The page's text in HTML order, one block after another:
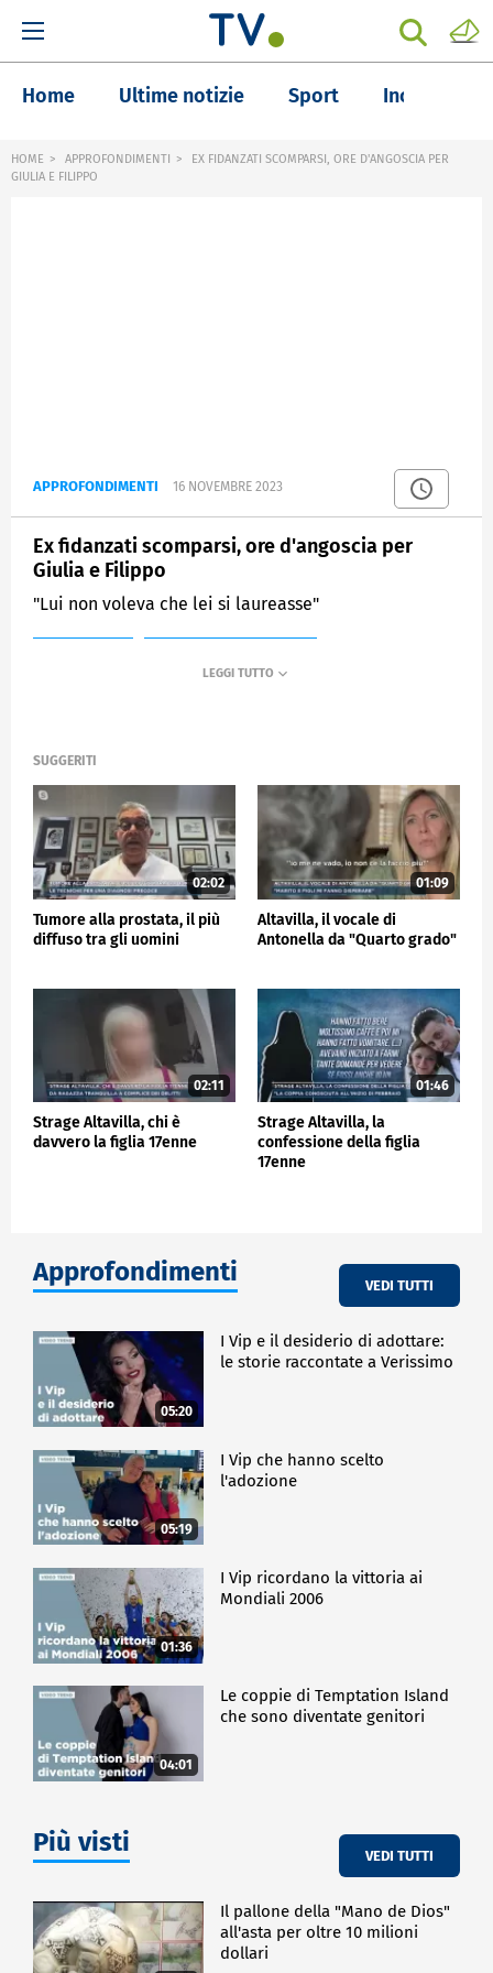
Home Ultime notizie Sport Inchieste
HOME APPROFONDIMENTI
EX FIDANZATI SCOMPARSI, ORE D'ANGOSCIA PER
GIULIA E FILIPPO
APPROFONDIMENTI 16 NOVEMBRE 2023
Ex fidanzati scomparsi, ore d'angoscia per
Giulia e Filippo
"Lui non voleva che lei si laureasse"
SUGGERITI
02:02
Tumore alla prostata, il più
diffuso tra gli uomini
01:09
Altavilla, il vocale di
Antonella da "Quarto grado"
02:11
Strage Altavilla, chi è
davvero la figlia 17enne
01:46
Strage Altavilla, la
confessione della figlia
17enne
Approfondimenti VEDI TUTTI
05:20
I Vip e il desiderio di adottare:
le storie raccontate a Verissimo
05:19
I Vip che hanno scelto
l'adozione
01:36
I Vip ricordano la vittoria ai
Mondiali 2006
04:01
Le coppie di Temptation Island
che sono diventate genitori
Più visti VEDI TUTTI
Il pallone della "Mano de Dios"
all'asta per oltre 10 milioni
dollari